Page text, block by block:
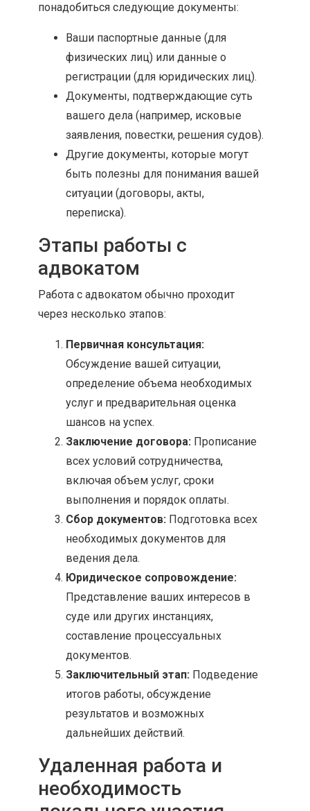
понадобиться следующие документы:
Ваши паспортные данные (для
физических лиц) или данные о
регистрации (для юридических лиц).
Документы, подтверждающие суть
вашего дела (например, исковые
заявления, повестки, решения судов).
Другие документы, которые могут
быть полезны для понимания вашей
ситуации (договоры, акты,
переписка).
Этапы работы с
адвокатом
Работа с адвокатом обычно проходит
через несколько этапов:
Первичная консультация:
Обсуждение вашей ситуации,
определение объема необходимых
услуг и предварительная оценка
шансов на успех.
Заключение договора: Прописание
всех условий сотрудничества,
включая объем услуг, сроки
выполнения и порядок оплаты.
Сбор документов: Подготовка всех
необходимых документов для
ведения дела.
Юридическое сопровождение:
Представление ваших интересов в
суде или других инстанциях,
составление процессуальных
документов.
Заключительный этап: Подведение
итогов работы, обсуждение
результатов и возможных
дальнейших действий.
Удаленная работа и
необходимость